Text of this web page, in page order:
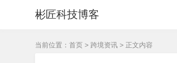
彬匠科技博客
当前位置： 首页 > 跨境资讯 > 正文内容